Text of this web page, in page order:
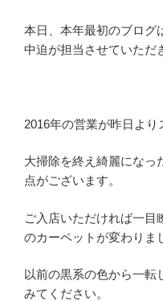
本日、本年最初のブログ
中迫が担当させていただ
2016年の営業が昨日より
大掃除を終え綺麗になっ
点がございます。
ご入店いただければ一目
のカーペットが変わりま
以前の黒系の色から一転
みてください。